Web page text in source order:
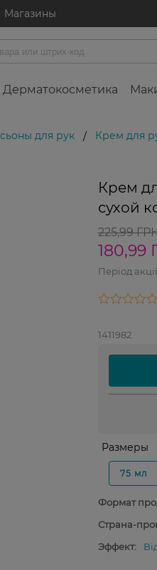
Магазины
Дерматокосметика
для рук / Крем для
Крем
сухой
225,99
180,99
Період
1411982
Размеры
75 мл
Формат
Страна-
Эффект: